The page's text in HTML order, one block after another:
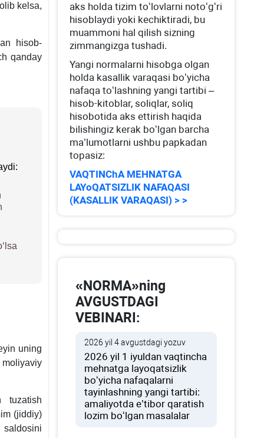
kelsa,
hisob-
qanday
uning
tuzatish
(jiddiy)
aks holda tizim toʻlovlarni notoʻgʻri
hisoblaydi yoki kechiktiradi, bu
muammoni hal qilish sizning
zimmangizga tushadi.
Yangi normalarni hisobga olgan
holda kasallik varaqasi boʻyicha
nafaqa toʻlashning yangi tartibi –
hisob-kitoblar, soliqlar, soliq
hisobotida aks ettirish haqida
bilishingiz kerak boʻlgan barcha
ma’lumotlarni ushbu papkadan
topasiz:
VAQTINChA MEHNATGA
LAYoQATSIZLIK NAFAQASI
(KASALLIK VARAQASI) > >
«NORMA»ning
AVGUSTDAGI
VEBINARI:
2026 yil 4 avgustdagi yozuv
2026 yil 1 iyuldan vaqtincha
mehnatga layoqatsizlik
boʻyicha nafaqalarni
tayinlashning yangi tartibi:
amaliyotda e’tibor qaratish
lozim boʻlgan masalalar